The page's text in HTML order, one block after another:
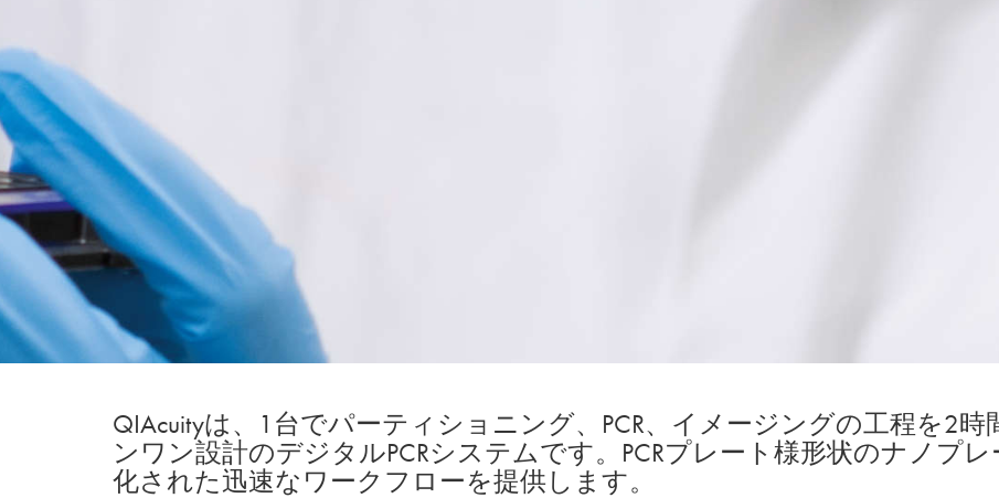
QIAcuityは、1台でパーティショニング、PCR、イメージングの工程を2
ンワン設計のデジタルPCRシステムです。PCRプレート様形状のナノプ
化された迅速なワークフローを提供します。